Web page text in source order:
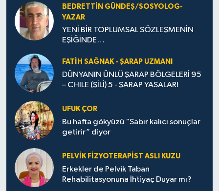
BEDRETTIN GÜNDEŞ/SOSYOLOG-
YAZAR
YENİ BİR TOPLUMSAL SÖZLEŞMENİN
EŞİĞİNDE…
FATIH SAĞNAK - ŞARAP UZMANI
DÜNYANIN ÜNLÜ ŞARAP BÖLGELERİ 95
– CHILE (ŞİLİ) 5 - ŞARAP YASALARI
UFUK ÇOR
Bu hafta gökyüzü “Sabır kalıcı sonuçlar
getirir” diyor
PELVIK FIZYOTERAPIST ASLI KUZU
Erkekler de Pelvik Taban
Rehabilitasyonuna İhtiyaç Duyar mı?